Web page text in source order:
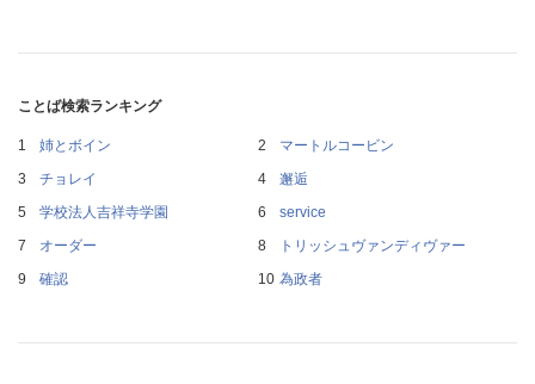
ことば検索ランキング
姉とボイン
マートルコービン
チョレイ
邂逅
学校法人吉祥寺学園
service
オーダー
トリッシュヴァンディヴァー
確認
為政者